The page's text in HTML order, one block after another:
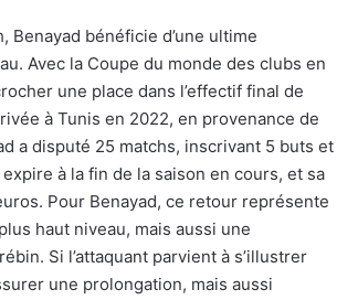
Benayad bénéficie d’une ultime
Avec la Coupe du monde des clubs en
une place dans l’effectif final de
à Tunis en 2022, en provenance de
a disputé 25 matchs, inscrivant 5 buts et
à la fin de la saison en cours, et sa
Pour Benayad, ce retour représente
haut niveau, mais aussi une
Si l’attaquant parvient à s’illustrer
une prolongation, mais aussi